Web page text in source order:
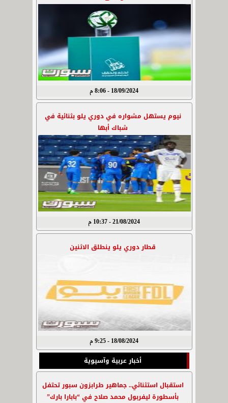
18/09/2024 - 8:06 م
نيوم يستهل مشواره في دوري يلو بثنائية في
شباك أبها
21/08/2024 - 10:37 م
قطار دوري يلو ينطلق الاثنين
18/08/2024 - 9:25 م
أخبار عربية وآسيوية
استقبال استثنائي.. جماهير طرابزون سبور تحتفل
بأسطورة ليفربول محمد صلاح في “بابارا بارك”